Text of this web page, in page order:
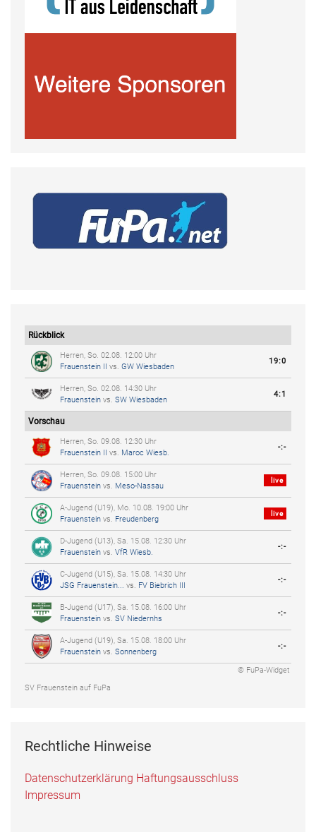
Rückblick
Herren, So. 02.08. 12:00 Uhr
Frauenstein II vs. GW Wiesbaden
19:0
Herren, So. 02.08. 14:30 Uhr
Frauenstein vs. SW Wiesbaden
4:1
Vorschau
Herren, So. 09.08. 12:30 Uhr
Frauenstein II vs. Maroc Wiesb.
-:-
Herren, So. 09.08. 15:00 Uhr
Frauenstein vs. Meso-Nassau
live
A-Jugend (U19), Mo. 10.08. 19:00 Uhr
Frauenstein vs. Freudenberg
live
D-Jugend (U13), Sa. 15.08. 12:30 Uhr
Frauenstein vs. VfR Wiesb.
-:-
C-Jugend (U15), Sa. 15.08. 14:30 Uhr
JSG Frauenstein...
vs. FV Biebrich III
-:-
B-Jugend (U17), Sa. 15.08. 16:00 Uhr
Frauenstein vs. SV Niedernhs
-:-
A-Jugend (U19), Sa. 15.08. 18:00 Uhr
Frauenstein vs. Sonnenberg
-:-
© FuPa-Widget
SV Frauenstein auf FuPa
Rechtliche Hinweise
Datenschutzerklärung Haftungsausschluss
Impressum